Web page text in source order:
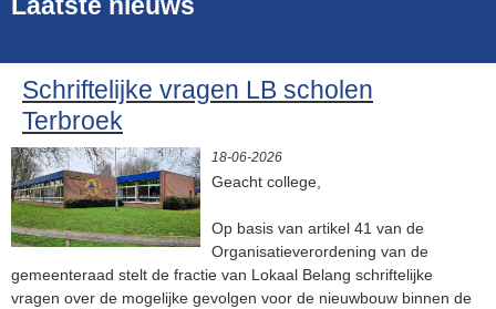
Schriftelijke vragen LB scholen
Terbroek
18-06-2026
Geacht college,
Op basis van artikel 41 van de
Organisatieverordening van de
gemeenteraad stelt de fractie van Lokaal Belang schriftelijke
vragen over de mogelijke gevolgen voor de nieuwbouw binnen de